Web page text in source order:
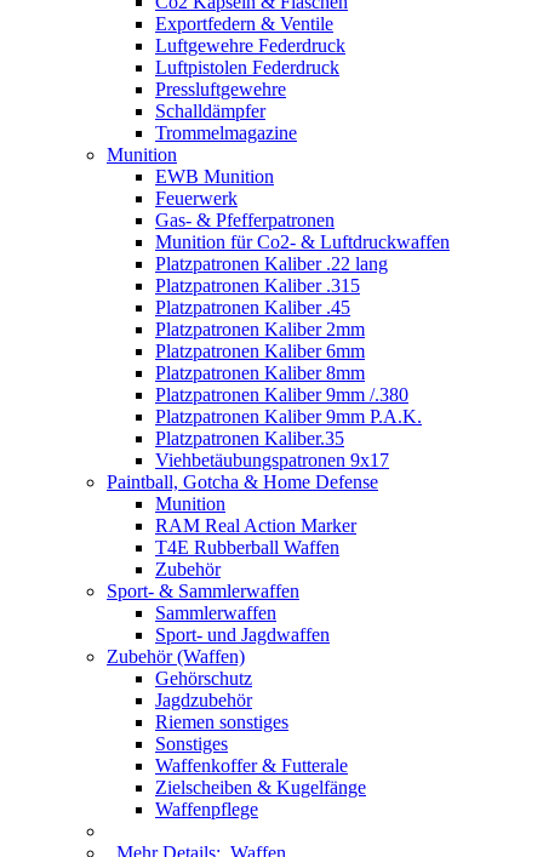
Exportfedern & Ventile
Luftgewehre Federdruck
Luftpistolen Federdruck
Pressluftgewehre
Schalldämpfer
Trommelmagazine
Munition
EWB Munition
Feuerwerk
Gas- & Pfefferpatronen
Munition für Co2- & Luftdruckwaffen
Platzpatronen Kaliber .22 lang
Platzpatronen Kaliber .315
Platzpatronen Kaliber .45
Platzpatronen Kaliber 2mm
Platzpatronen Kaliber 6mm
Platzpatronen Kaliber 8mm
Platzpatronen Kaliber 9mm /.380
Platzpatronen Kaliber 9mm P.A.K.
Platzpatronen Kaliber.35
Viehbetäubungspatronen 9x17
Paintball, Gotcha & Home Defense
Munition
RAM Real Action Marker
T4E Rubberball Waffen
Zubehör
Sport- & Sammlerwaffen
Sammlerwaffen
Sport- und Jagdwaffen
Zubehör (Waffen)
Gehörschutz
Jagdzubehör
Riemen sonstiges
Sonstiges
Waffenkoffer & Futterale
Zielscheiben & Kugelfänge
Waffenpflege
Mehr Details: Waffen